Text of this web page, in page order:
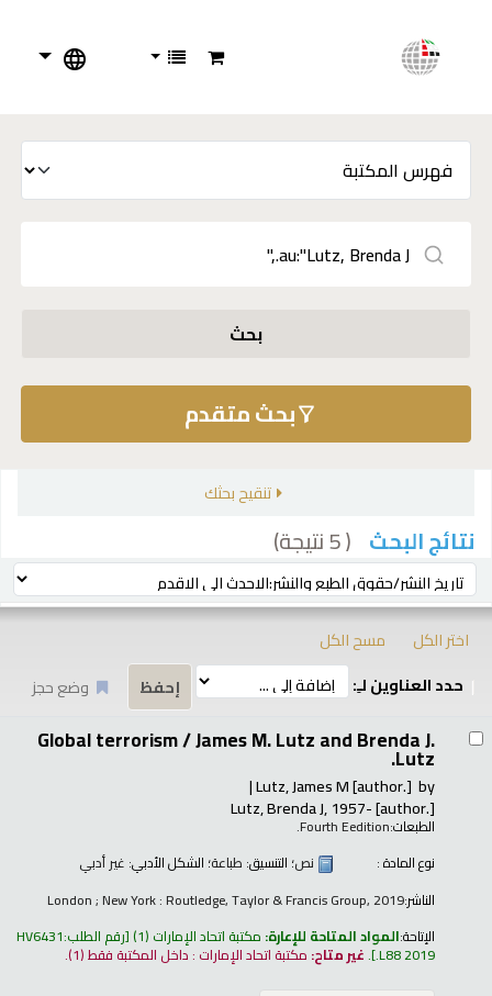
بحث
بحث متقدم
تنقيح بحثك
نتائج البحث ( 5 نتيجة)
ترتيب بواسطة:
اختر الكل
مسح الكل
حدد العناوين لـِ:
وضع حجز
Global terrorism /James M. Lutz and Brenda J.
Lutz.
by
Lutz, James M[author.]
Lutz, Brenda J, 1957-[author.]
الطبعات:Fourth Eedition.
نوع المادة :
نص؛ التنسيق: طباعة؛ الشكل الأدبي: غير أدبي
الناشر:London ; New York : Routledge, Taylor & Francis Group, 2019
الإتاحة:المواد المتاحة للإعارة: مكتبة اتحاد الإمارات (1) رقم الطلب:HV6431
.L88 2019
.غير متاح: مكتبة اتحاد الإمارات : داخل المكتبة فقط(1).